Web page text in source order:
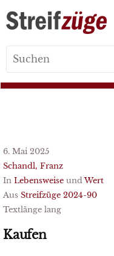
for:
6. Mai 2025
Schandl, Franz
In Lebensweise undWert
Aus Streifzüge 2024-90
Textlänge lang
Kaufen